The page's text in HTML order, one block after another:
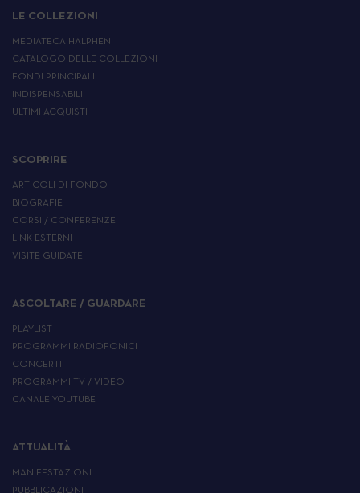
LE COLLEZIONI
MEDIATECA HALPHEN
CATALOGO DELLE COLLEZIONI
FONDI PRINCIPALI
INDISPENSABILI
ULTIMI ACQUISTI
SCOPRIRE
ARTICOLI DI FONDO
BIOGRAFIE
CORSI / CONFERENZE
LINK ESTERNI
VISITE GUIDATE
ASCOLTARE / GUARDARE
PLAYLIST
PROGRAMMI RADIOFONICI
CONCERTI
PROGRAMMI TV / VIDEO
CANALE YOUTUBE
ATTUALITÀ
MANIFESTAZIONI
PUBBLICAZIONI